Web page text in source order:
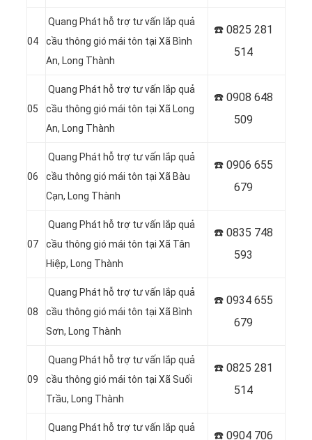
04
Quang Phát hỗ trợ tư vấn lắp quả
cầu thông gió mái tôn tại Xã Bình
An, Long Thành
☎️ 0825 281
514
05
Quang Phát hỗ trợ tư vấn lắp quả
cầu thông gió mái tôn tại Xã Long
An, Long Thành
☎️ 0908 648
509
06
Quang Phát hỗ trợ tư vấn lắp quả
cầu thông gió mái tôn tại Xã Bàu
Cạn, Long Thành
☎️ 0906 655
679
07
Quang Phát hỗ trợ tư vấn lắp quả
cầu thông gió mái tôn tại Xã Tân
Hiệp, Long Thành
☎️ 0835 748
593
08
Quang Phát hỗ trợ tư vấn lắp quả
cầu thông gió mái tôn tại Xã Bình
Sơn, Long Thành
☎️ 0934 655
679
09
Quang Phát hỗ trợ tư vấn lắp quả
cầu thông gió mái tôn tại Xã Suối
Trầu, Long Thành
☎️ 0825 281
514
Quang Phát hỗ trợ tư vấn lắp quả
☎️ 0904 706